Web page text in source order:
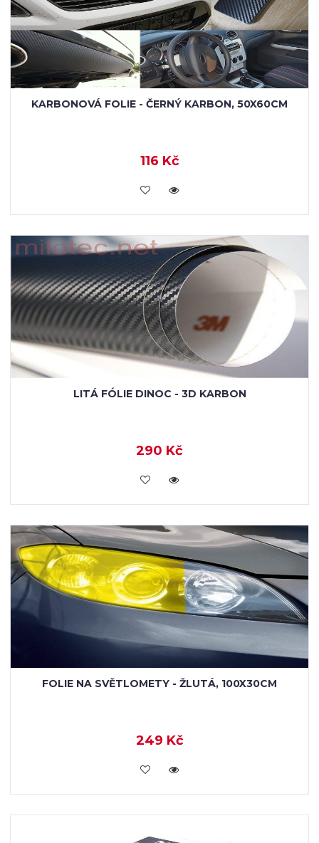
KARBONOVÁ FOLIE - ČERNÝ KARBON, 50X60CM
116 Kč
VLOŽIT DO KOŠÍKU
LITÁ FÓLIE DINOC - 3D KARBON
290 Kč
VLOŽIT DO KOŠÍKU
FOLIE NA SVĚTLOMETY - ŽLUTÁ, 100X30CM
249 Kč
VLOŽIT DO KOŠÍKU